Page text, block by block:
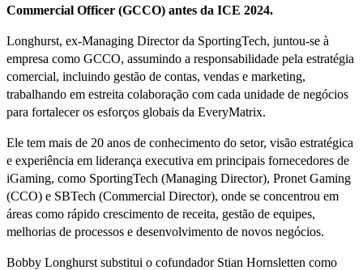
Commercial Officer (GCCO) antes da ICE 2024.
Longhurst, ex-Managing Director da SportingTech, juntou-se à
empresa como GCCO, assumindo a responsabilidade pela estratégia
comercial, incluindo gestão de contas, vendas e marketing,
trabalhando em estreita colaboração com cada unidade de negócios
para fortalecer os esforços globais da EveryMatrix.
Ele tem mais de 20 anos de conhecimento do setor, visão estratégica
e experiência em liderança executiva em principais fornecedores de
iGaming, como SportingTech (Managing Director), Pronet Gaming
(CCO) e SBTech (Commercial Director), onde se concentrou em
áreas como rápido crescimento de receita, gestão de equipes,
melhorias de processos e desenvolvimento de novos negócios.
Bobby Longhurst substitui o cofundador Stian Hornsletten como